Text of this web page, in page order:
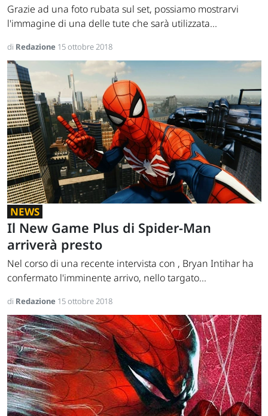
Grazie ad una foto rubata sul set, possiamo mostrarvi
l'immagine di una delle tute che sarà utilizzata...
di Redazione 15 ottobre 2018
NEWS
Il New Game Plus di Spider-Man
arriverà presto
Nel corso di una recente intervista con , Bryan Intihar ha
confermato l'imminente arrivo, nello targato...
di Redazione 15 ottobre 2018